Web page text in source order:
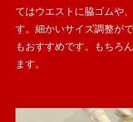
てはウエストに脇ゴムや
す。細かいサイズ調整が
もおすすめです。もちろ
ます。